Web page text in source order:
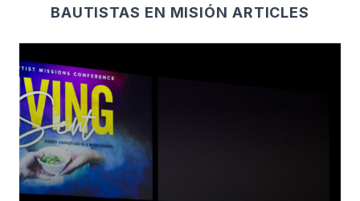
BAUTISTAS EN MISIÓN ARTICLES